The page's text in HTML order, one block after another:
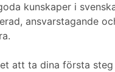
kunskaper i
ansvarstagande
att ta dina första